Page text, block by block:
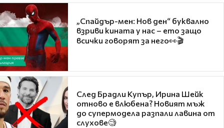
„Спайдър-мен: Нов ден“ буквално
взриви кината у нас – ето защо
всички говорят за него👀🎬
След Брадли Купър, Ирина Шейк
отново е влюбена? Новият мъж
до супермодела разпали лавина от
слухове🧐